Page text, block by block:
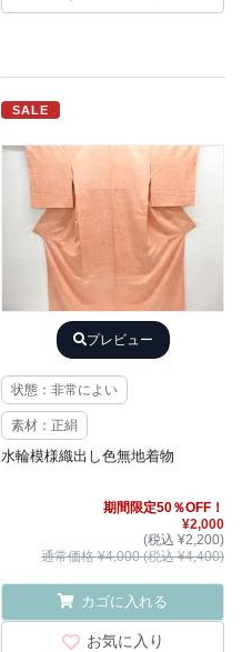
SALE
プレビュー
状態：非常によい
素材：正絹
水輪模様織出し色無地着物
期間限定50％OFF！
¥2,000
(税込 ¥2,200)
通常価格 ¥4,000 (税込 ¥4,400)
カゴに入れる
お気に入り